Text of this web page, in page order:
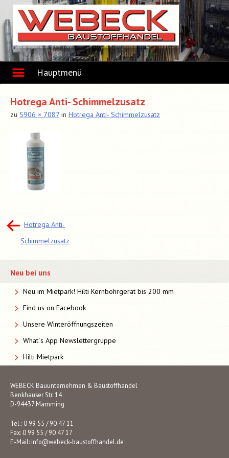
content
Hauptmenü
Hotrega Anti- Schimmelzusatz
zu 5906 × 7087 in Hotrega Anti- Schimmelzusatz
Beitragsnavigation
Hotrega Anti-
Schimmelzusatz
Neu bei uns
Neu im Mietpark! Hilti Kernbohrgerät bis 200 mm
Find us on Facebook
Unsere Winteröffnungszeiten
What´s App Newslettergruppe
Hilti Mietpark
WEBECK Bauunternehmen & Baustoffhandel
Benkhauser Str. 14
D-94437 Mamming
Tel.: 0 99 55 / 90 47 11
Fax: 0 99 55 / 90 47 17
E-Mail: info@webeck-baustoffhandel.de